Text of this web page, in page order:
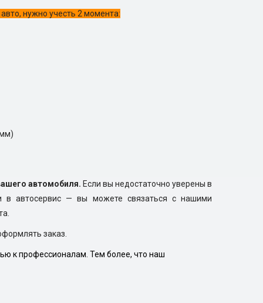
нужно учесть 2 момента:
автомобиля. Если вы недостаточно уверены в
в автосервис — вы можете связаться с нашими
заказ.
к профессионалам. Тем более, что наш